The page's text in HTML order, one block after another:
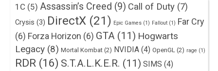
1С (5) Assassin’s Creed (9) Call of Duty (7)
Crysis (3) DirectX (21) Epic Games (1) Fallout (1) Far Cry
(6) Forza Horizon (6) GTA (11) Hogwarts
Legacy (8) Mortal Kombat (2) NVIDIA (4) OpenGL (2) rage (1)
RDR (16) S.T.A.L.K.E.R. (11) SIMS (4)